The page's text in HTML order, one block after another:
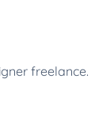
freelance.